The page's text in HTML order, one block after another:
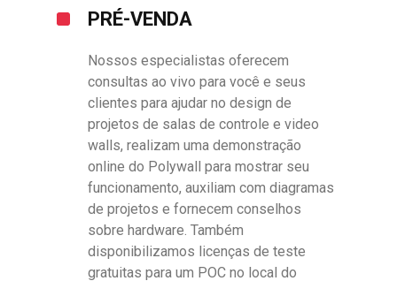
Nossos especialistas oferecem
consultas ao vivo para você e seus
clientes para ajudar no design de
projetos de salas de controle e video
walls, realizam uma demonstração
online do Polywall para mostrar seu
funcionamento, auxiliam com diagramas
de projetos e fornecem conselhos
sobre hardware. Também
disponibilizamos licenças de teste
gratuitas para um POC no local do
PRÉ-VENDA